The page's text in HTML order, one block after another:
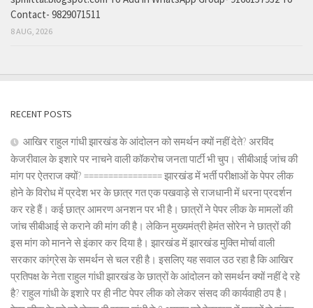
Contact- 9829071511
8 AUG, 2026
RECENT POSTS
आखिर राहुल गांधी झारखंड के आंदोलन को समर्थन क्यों नहीं देते? अरविंद
केजरीवाल के इशारे पर नाचने वाली कॉकरोच जनता पार्टी भी चुप। सीबीआई जांच की
मांग पर ऐतराज क्यों? ================ झारखंड में भर्ती परीक्षाओं के पेपर लीक
होने के विरोध में प्रदेश भर के छात्र गत एक पखवाड़े से राजधानी में धरना प्रदर्शन
कर रहे हैं। कई छात्र आमरण अनशन पर भी है। छात्रों ने पेपर लीक के मामलों की
जांच सीबीआई से कराने की मांग की है। लेकिन मुख्यमंत्री हेमंत सोरेन ने छात्रों की
इस मांग को मानने से इंकार कर दिया है। झारखंड में झारखंड मुक्ति मोर्चा वाली
सरकार कांग्रेस के समर्थन से चल रही है। इसलिए यह सवाल उठ रहा है कि आखिर
प्रतिपक्ष के नेता राहुल गांधी झारखंड के छात्रों के आंदोलन को समर्थन क्यों नहीं दे रहे
है? राहुल गांधी के इशारे पर ही नीट पेपर लीक को लेकर संसद की कार्यवाही ठप है।